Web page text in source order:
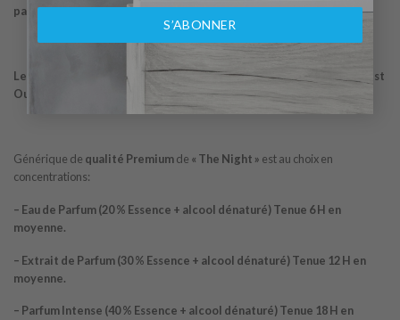
S’ABONNER
parfum Ambre boisé pour homme et femme qui a été lancé en 2014.
Les notes de tête sont Rose de Turquie et Safran; la note de coeur est
Oud indien; les notes de fond sont Ambre, Encens et Bois de santal.
Générique de qualité Premiumde « The Night » est au choix en
concentrations:
– Eau de Parfum (20 % Essence + alcool dénaturé) Tenue 6 H en
moyenne.
– Extrait de Parfum (30 % Essence + alcool dénaturé) Tenue 12 H en
moyenne.
– Parfum Intense (40 % Essence + alcool dénaturé) Tenue 18 H en